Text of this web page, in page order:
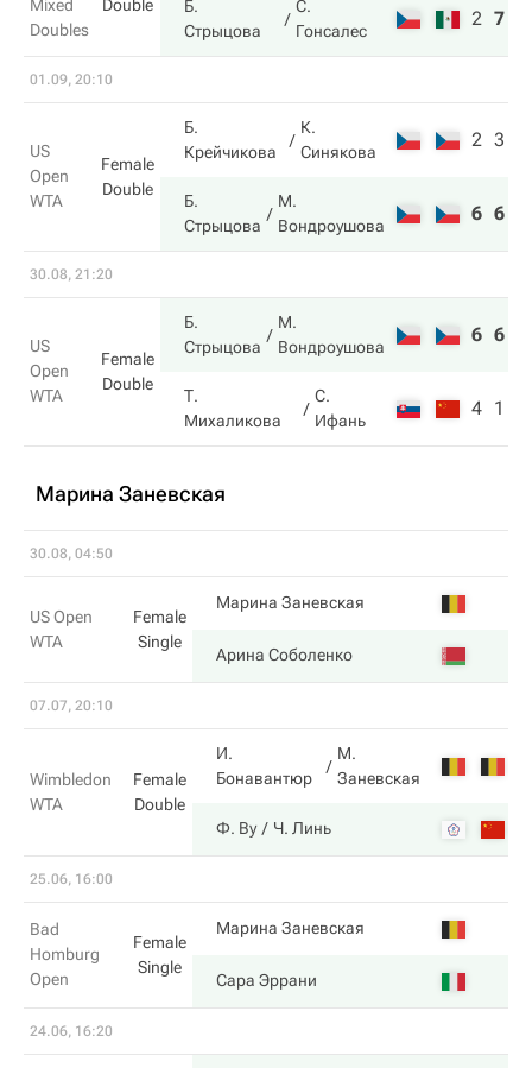
Mixed
Doubles
Double
Б.
Стрыцова
С.
Гонсалес
2 7
01.09, 20:10
US
Open
WTA
Female
Double
Б.
Крейчикова
К.
Синякова
2 3
Б.
Стрыцова
М.
Вондроушова
6 6
30.08, 21:20
US
Open
WTA
Female
Double
Б.
Стрыцова
М.
Вондроушова
6 6
Т.
Михаликова
С.
Ифань
4 1
Марина Заневская
30.08, 04:50
US Open
WTA
Female
Single
Марина Заневская
Арина Соболенко
07.07, 20:10
Wimbledon
WTA
Female
Double
И.
Бонавантюр
М.
Заневская
Ф. Ву Ч. Линь
25.06, 16:00
Bad
Homburg
Open
Female
Single
Марина Заневская
Сара Эррани
24.06, 16:20